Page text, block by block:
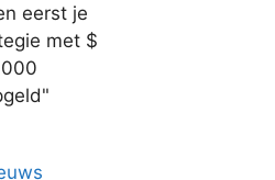
eerst je
met $